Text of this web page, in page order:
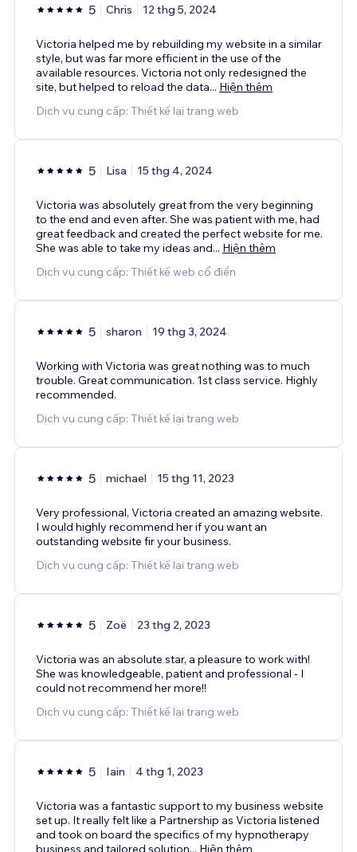
5 Chris 12 thg 5, 2024
Victoria helped me by rebuilding my website in a similar
style, but was far more efficient in the use of the
available resources. Victoria not only redesigned the
site, but helped to reload the data... Hiện thêm
Dịch vụ cung cấp: Thiết kế lại trang web
5 Lisa 15 thg 4, 2024
Victoria was absolutely great from the very beginning
to the end and even after. She was patient with me, had
great feedback and created the perfect website for me.
She was able to take my ideas and... Hiện thêm
Dịch vụ cung cấp: Thiết kế web cổ điển
5 sharon 19 thg 3, 2024
Working with Victoria was great nothing was to much
trouble. Great communication. 1st class service. Highly
recommended.
Dịch vụ cung cấp: Thiết kế lại trang web
5 michael 15 thg 11, 2023
Very professional, Victoria created an amazing website.
I would highly recommend her if you want an
outstanding website fir your business.
Dịch vụ cung cấp: Thiết kế lại trang web
5 Zoë 23 thg 2, 2023
Victoria was an absolute star, a pleasure to work with!
She was knowledgeable, patient and professional - I
could not recommend her more!!
Dịch vụ cung cấp: Thiết kế lại trang web
5 Iain 4 thg 1, 2023
Victoria was a fantastic support to my business website
set up. It really felt like a Partnership as Victoria listened
and took on board the specifics of my hypnotherapy
business and tailored solution... Hiện thêm